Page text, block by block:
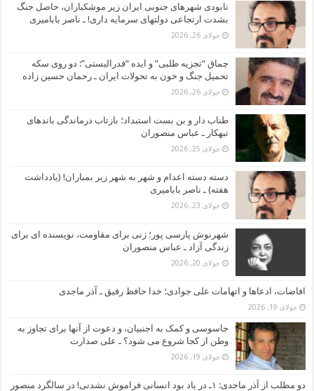
نابودی شهرهای جنوبی ایران زیر موشکباران، حاصل جنگ
بشدت ارتجاعی دولتهای سرمایه داری! ـ ناصر بابامیری
جولای 26, 2026
چماق “تجزیه طلبی” و ایده “فدرالیستی”: دو روی سکه
تحمیل جنگ و خون به تحولات ایران ـ رحمان حسین زاده
جولای 26, 2026
طناب دار و بن بست استبداد؛ بازتاب درماندگی باندهای
تبهکار ـ عباس منصوران
جولای 25, 2026
دسته دسته اعدام و شهر به شهر زیر بمباران! (یادداشت
هفته) ـ ناصر بابامیری
جولای 23, 2026
شهرنوش پارسی پور؛ زنی برای مقاومت، نویسنده ای برای
زندگی آزاد ـ عباس منصوران
جولای 20, 2026
افاضات، ادعاها و اتهامات علی جوادی؛ خدا حافظ رفیق ـ آذر ماجدی
جولای 19, 2026
جاسوسی و کمک به اجنبیان، و دعوت از آنها برای تجاوز به
وطن از کجا شروع می شود؟ ـ علی صدارت
جولای 19, 2026
دو مطلب از آذر ماجدی: ۱ـ در یاد بود انسانی فراموش نشدنی! در سالگرد منصور